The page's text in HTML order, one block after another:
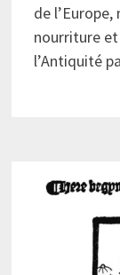
de
nourriture
l’Antiquité